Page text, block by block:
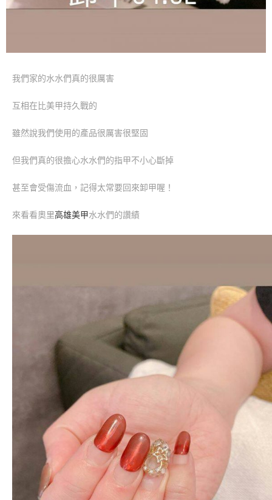
我們家的水水們真的很厲害
互相在比美甲持久戰的
雖然說我們使用的產品很厲害很堅固
但我們真的很擔心水水們的指甲不小心斷掉
甚至會受傷流血，記得太常要回來卸甲喔！
來看看奧里高雄美甲水水們的讚績